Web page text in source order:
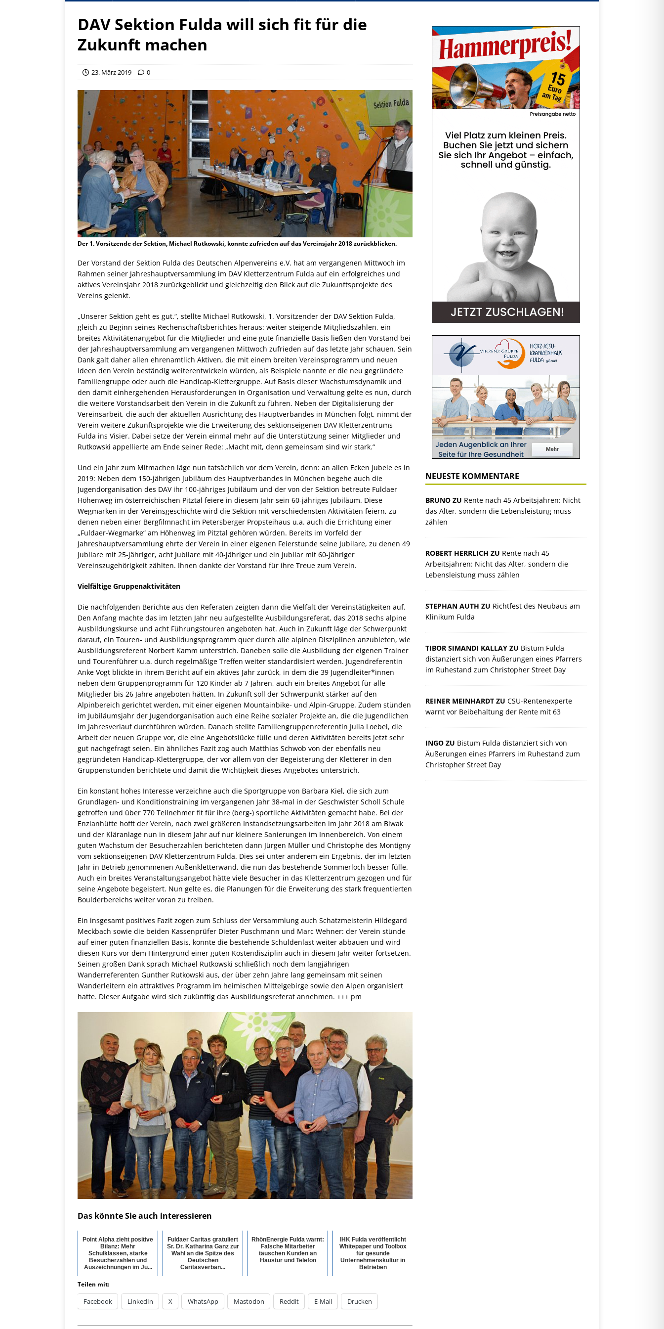
DAV Sektion Fulda will sich fit für die
Zukunft machen
23. März 2019 0
Der 1. Vorsitzende der Sektion, Michael Rutkowski, konnte zufrieden auf das Vereinsjahr 2018 zurückblicken.
Der Vorstand der Sektion Fulda des Deutschen Alpenvereins e.V. hat am vergangenen Mittwoch im
Rahmen seiner Jahreshauptversammlung im DAV Kletterzentrum Fulda auf ein erfolgreiches und
aktives Vereinsjahr 2018 zurückgeblickt und gleichzeitig den Blick auf die Zukunftsprojekte des
Vereins gelenkt.
„Unserer Sektion geht es gut.“, stellte Michael Rutkowski, 1. Vorsitzender der DAV Sektion Fulda,
gleich zu Beginn seines Rechenschaftsberichtes heraus: weiter steigende Mitgliedszahlen, ein
breites Aktivitätenangebot für die Mitglieder und eine gute finanzielle Basis ließen den Vorstand bei
der Jahreshauptversammlung am vergangenen Mittwoch zufrieden auf das letzte Jahr schauen. Sein
Dank galt daher allen ehrenamtlich Aktiven, die mit einem breiten Vereinsprogramm und neuen
Ideen den Verein beständig weiterentwickeln würden, als Beispiele nannte er die neu gegründete
Familiengruppe oder auch die Handicap-Klettergruppe. Auf Basis dieser Wachstumsdynamik und
den damit einhergehenden Herausforderungen in Organisation und Verwaltung gelte es nun, durch
die weitere Vorstandsarbeit den Verein in die Zukunft zu führen. Neben der Digitalisierung der
Vereinsarbeit, die auch der aktuellen Ausrichtung des Hauptverbandes in München folgt, nimmt der
Verein weitere Zukunftsprojekte wie die Erweiterung des sektionseigenen DAV Kletterzentrums
Fulda ins Visier. Dabei setze der Verein einmal mehr auf die Unterstützung seiner Mitglieder und
Rutkowski appellierte am Ende seiner Rede: „Macht mit, denn gemeinsam sind wir stark.“
Und ein Jahr zum Mitmachen läge nun tatsächlich vor dem Verein, denn: an allen Ecken jubele es in
2019: Neben dem 150-jährigen Jubiläum des Hauptverbandes in München begehe auch die
Jugendorganisation des DAV ihr 100-jähriges Jubiläum und der von der Sektion betreute Fuldaer
Höhenweg im österreichischen Pitztal feiere in diesem Jahr sein 60-jähriges Jubiläum. Diese
Wegmarken in der Vereinsgeschichte wird die Sektion mit verschiedensten Aktivitäten feiern, zu
denen neben einer Bergfilmnacht im Petersberger Propsteihaus u.a. auch die Errichtung einer
„Fuldaer-Wegmarke“ am Höhenweg im Pitztal gehören würden. Bereits im Vorfeld der
Jahreshauptversammlung ehrte der Verein in einer eigenen Feierstunde seine Jubilare, zu denen 49
Jubilare mit 25-jähriger, acht Jubilare mit 40-jähriger und ein Jubilar mit 60-jähriger
Vereinszugehörigkeit zählten. Ihnen dankte der Vorstand für ihre Treue zum Verein.
Vielfältige Gruppenaktivitäten
Die nachfolgenden Berichte aus den Referaten zeigten dann die Vielfalt der Vereinstätigkeiten auf.
Den Anfang machte das im letzten Jahr neu aufgestellte Ausbildungsreferat, das 2018 sechs alpine
Ausbildungskurse und acht Führungstouren angeboten hat. Auch in Zukunft läge der Schwerpunkt
darauf, ein Touren- und Ausbildungsprogramm quer durch alle alpinen Disziplinen anzubieten, wie
Ausbildungsreferent Norbert Kamm unterstrich. Daneben solle die Ausbildung der eigenen Trainer
und Tourenführer u.a. durch regelmäßige Treffen weiter standardisiert werden. Jugendreferentin
Anke Vogt blickte in ihrem Bericht auf ein aktives Jahr zurück, in dem die 39 Jugendleiter*innen
neben dem Gruppenprogramm für 120 Kinder ab 7 Jahren, auch ein breites Angebot für alle
Mitglieder bis 26 Jahre angeboten hätten. In Zukunft soll der Schwerpunkt stärker auf den
Alpinbereich gerichtet werden, mit einer eigenen Mountainbike- und Alpin-Gruppe. Zudem stünden
im Jubiläumsjahr der Jugendorganisation auch eine Reihe sozialer Projekte an, die die Jugendlichen
im Jahresverlauf durchführen würden. Danach stellte Familiengruppenreferentin Julia Loebel, die
Arbeit der neuen Gruppe vor, die eine Angebotslücke fülle und deren Aktivitäten bereits jetzt sehr
gut nachgefragt seien. Ein ähnliches Fazit zog auch Matthias Schwob von der ebenfalls neu
gegründeten Handicap-Klettergruppe, der vor allem von der Begeisterung der Kletterer in den
Gruppenstunden berichtete und damit die Wichtigkeit dieses Angebotes unterstrich.
Ein konstant hohes Interesse verzeichne auch die Sportgruppe von Barbara Kiel, die sich zum
Grundlagen- und Konditionstraining im vergangenen Jahr 38-mal in der Geschwister Scholl Schule
getroffen und über 770 Teilnehmer fit für ihre (berg-) sportliche Aktivitäten gemacht habe. Bei der
Enzianhütte hofft der Verein, nach zwei größeren Instandsetzungsarbeiten im Jahr 2018 am Biwak
und der Kläranlage nun in diesem Jahr auf nur kleinere Sanierungen im Innenbereich. Von einem
guten Wachstum der Besucherzahlen berichteten dann Jürgen Müller und Christophe des Montigny
vom sektionseigenen DAV Kletterzentrum Fulda. Dies sei unter anderem ein Ergebnis, der im letzten
Jahr in Betrieb genommenen Außenkletterwand, die nun das bestehende Sommerloch besser fülle.
Auch ein breites Veranstaltungsangebot hätte viele Besucher in das Kletterzentrum gezogen und für
seine Angebote begeistert. Nun gelte es, die Planungen für die Erweiterung des stark frequentierten
Boulderbereichs weiter voran zu treiben.
Ein insgesamt positives Fazit zogen zum Schluss der Versammlung auch Schatzmeisterin Hildegard
Meckbach sowie die beiden Kassenprüfer Dieter Puschmann und Marc Wehner: der Verein stünde
auf einer guten finanziellen Basis, konnte die bestehende Schuldenlast weiter abbauen und wird
diesen Kurs vor dem Hintergrund einer guten Kostendisziplin auch in diesem Jahr weiter fortsetzen.
Seinen großen Dank sprach Michael Rutkowski schließlich noch dem langjährigen
Wanderreferenten Gunther Rutkowski aus, der über zehn Jahre lang gemeinsam mit seinen
Wanderleitern ein attraktives Programm im heimischen Mittelgebirge sowie den Alpen organisiert
hatte. Dieser Aufgabe wird sich zukünftig das Ausbildungsreferat annehmen. +++ pm
Das könnte Sie auch interessieren
Point Alpha zieht positive
Bilanz: Mehr
Schulklassen, starke
Besucherzahlen und
Auszeichnungen im Ju...
Fuldaer Caritas gratuliert
Sr. Dr. Katharina Ganz zur
Wahl an die Spitze des
Deutschen
Caritasverban...
RhönEnergie Fulda warnt:
Falsche Mitarbeiter
täuschen Kunden an
Haustür und Telefon
IHK Fulda veröffentlicht
Whitepaper und Toolbox
für gesunde
Unternehmenskultur in
Betrieben
Teilen mit:
Facebook LinkedIn X WhatsApp Mastodon Reddit E-Mail Drucken
NEUESTE KOMMENTARE
BRUNO ZU Rente nach 45 Arbeitsjahren: Nicht
das Alter, sondern die Lebensleistung muss
zählen
ROBERT HERRLICH ZU Rente nach 45
Arbeitsjahren: Nicht das Alter, sondern die
Lebensleistung muss zählen
STEPHAN AUTH ZU Richtfest des Neubaus am
Klinikum Fulda
TIBOR SIMANDI KALLAY ZU Bistum Fulda
distanziert sich von Äußerungen eines Pfarrers
im Ruhestand zum Christopher Street Day
REINER MEINHARDT ZU CSU-Rentenexperte
warnt vor Beibehaltung der Rente mit 63
INGO ZU Bistum Fulda distanziert sich von
Äußerungen eines Pfarrers im Ruhestand zum
Christopher Street Day